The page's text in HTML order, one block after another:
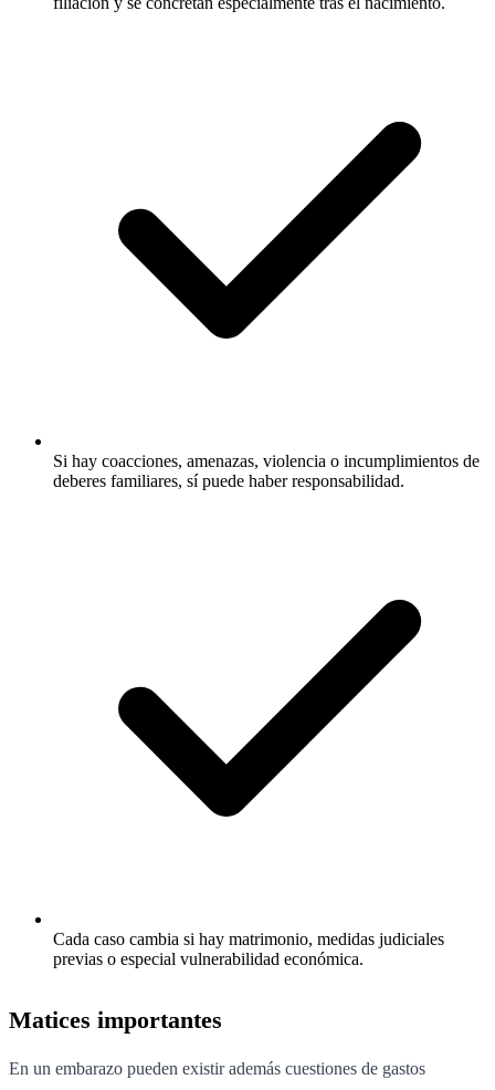
Si hay coacciones, amenazas, violencia o incumplimientos de
deberes familiares, sí puede haber responsabilidad.
Cada caso cambia si hay matrimonio, medidas judiciales
previas o especial vulnerabilidad económica.
Matices importantes
En un embarazo pueden existir además cuestiones de gastos